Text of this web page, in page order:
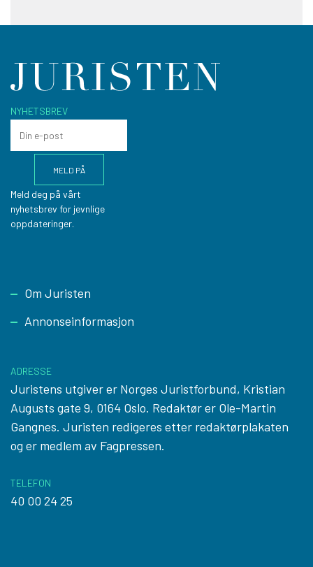
NYHETSBREV
Meld deg på vårt
nyhetsbrev for jevnlige
oppdateringer.
Footer
Om Juristen
Annonseinformasjon
ADRESSE
Juristens utgiver er Norges Juristforbund, Kristian
Augusts gate 9, 0164 Oslo. Redaktør er Ole-Martin
Gangnes. Juristen redigeres etter redaktørplakaten
og er medlem av Fagpressen.
TELEFON
40 00 24 25